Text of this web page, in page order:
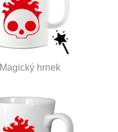
Magický hrnek